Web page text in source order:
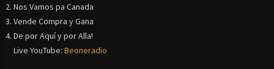
Nos Vamos pa Canada
Vende Compra y Gana
De por Aquí y por Alla!
Live YouTube:Beoneradio